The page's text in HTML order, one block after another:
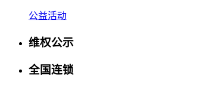
公益活动
维权公示
全国连锁